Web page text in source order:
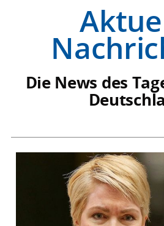
Die News des